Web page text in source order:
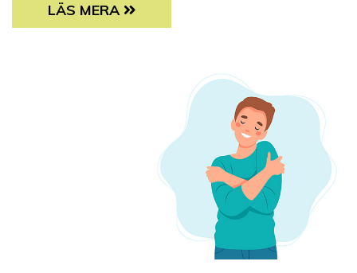
FÖRENINGSHJÄLTEN FREDRICA
LÄS MERA